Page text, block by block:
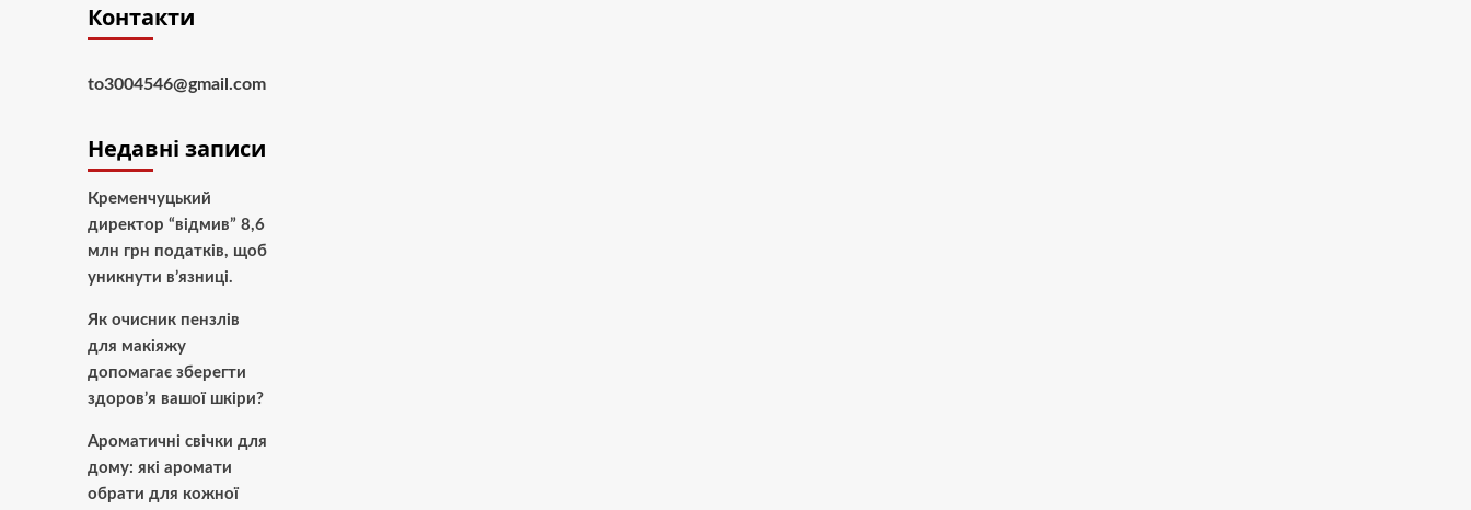
Контакти
to3004546@gmail.com
Недавні записи
Кременчуцький
директор “відмив” 8,6
млн грн податків, щоб
уникнути в’язниці.
Як очисник пензлів
для макіяжу
допомагає зберегти
здоров’я вашої шкіри?
Ароматичні свічки для
дому: які аромати
обрати для кожної